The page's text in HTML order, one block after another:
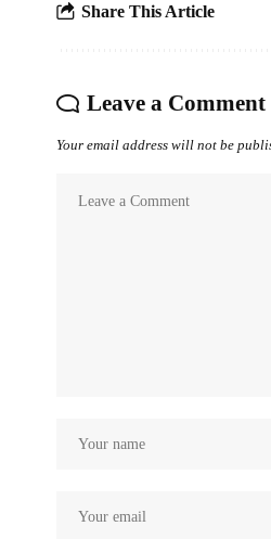
Share This Article
Leave a Comment
Your email address will not be